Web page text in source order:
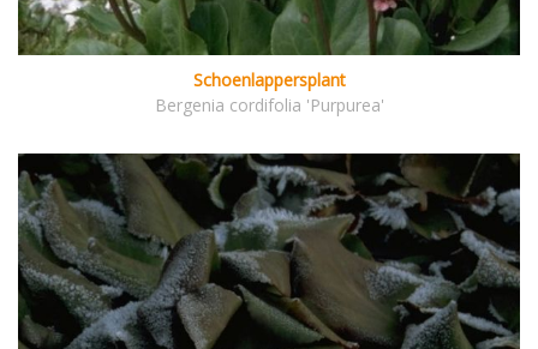
Schoenlappersplant
Bergenia cordifolia 'Purpurea'